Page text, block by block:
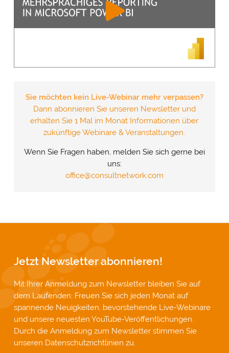
Sie möchten kein Live-Webinar mehr verpassen?
Dann abonnieren Sie unseren Newsletter und
erhalten Sie 1 Mal im Monat Informationen über
zukünftige Webinare & Veranstaltungen.
Wenn Sie Fragen haben, melden Sie sich gerne bei
uns:
office@consultnetwork.com
Jetzt Newsletter abonnieren!
Mit Ihrer Anmeldung zum Newsletter bleiben Sie auf
dem Laufenden: Freuen Sie sich jeden Monat auf
spannende Neuigkeiten, bevorstehende Live-Webinare
und unsere neuesten YouTube-Veröffentlichungen.
Durch die Anmeldung zum Newsletter stimmen Sie
unseren Datenschutzrichtlinien zu.